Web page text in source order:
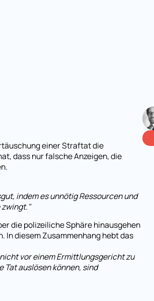
einer Straftat die
dass nur falsche Anzeigen, die
indem es unnötig Ressourcen und
die polizeiliche Sphäre hinausgehen
In diesem Zusammenhang hebt das
vor einem Ermittlungsgericht zu
auslösen können, sind